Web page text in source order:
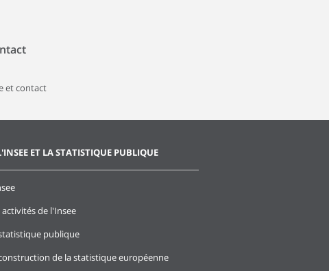
et contact
ET LA STATISTIQUE PUBLIQUE
activités de l'Insee
publique
de la statistique européenne